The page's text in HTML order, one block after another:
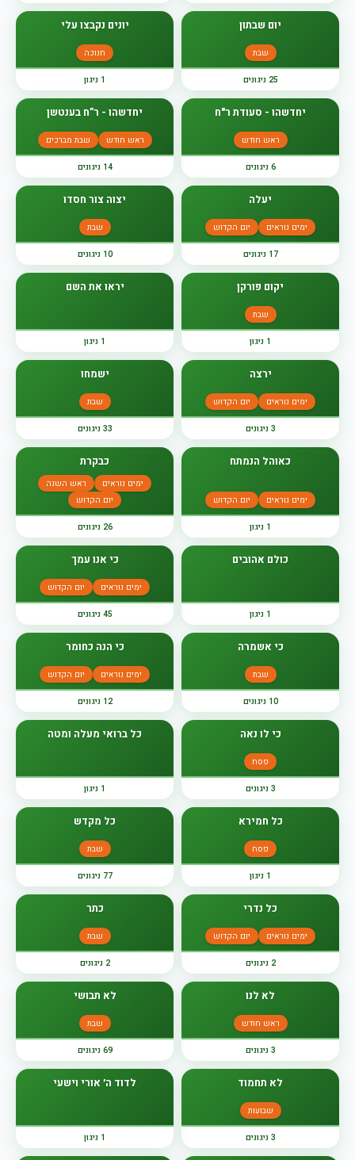
יום שבתון
שבת
25 ניגונים
יונים נקבצו עלי
חנוכה
1 ניגון
יחדשהו - סעודת ר"ח
ראש חודש
6 ניגונים
יחדשהו - ר”ח בענטשן
ראש חודש שבת מברכים
14 ניגונים
יעלה
ימים נוראים יום הקדוש
17 ניגונים
יצוה צור חסדו
שבת
10 ניגונים
יקום פורקן
שבת
1 ניגון
יראו את השם
1 ניגון
ירצה
ימים נוראים יום הקדוש
3 ניגונים
ישמחו
שבת
33 ניגונים
כאוהל הנמתח
ימים נוראים יום הקדוש
1 ניגון
כבקרת
ימים נוראים
ראש השנה
יום הקדוש
26 ניגונים
כולם אהובים
1 ניגון
כי אנו עמך
ימים נוראים יום הקדוש
45 ניגונים
כי אשמרה
שבת
10 ניגונים
כי הנה כחומר
ימים נוראים יום הקדוש
12 ניגונים
כי לו נאה
פסח
3 ניגונים
כל ברואי מעלה ומטה
1 ניגון
כל חמירא
פסח
1 ניגון
כל מקדש
שבת
77 ניגונים
כל נדרי
ימים נוראים יום הקדוש
2 ניגונים
כתר
שבת
2 ניגונים
לא לנו
ראש חודש
3 ניגונים
לא תבושי
שבת
69 ניגונים
לא תחמוד
שבועות
3 ניגונים
לדוד ה׳ אורי וישעי
1 ניגון